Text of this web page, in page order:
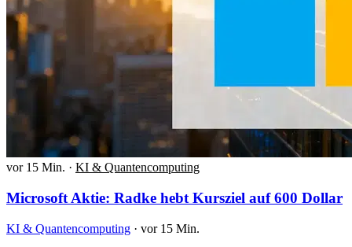
vor 15 Min. · KI & Quantencomputing
Microsoft Aktie: Radke hebt Kursziel auf 600 Dollar
KI & Quantencomputing · vor 15 Min.